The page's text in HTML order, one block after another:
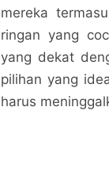
mereka
ringan yang
yang dekat
pilihan yang
harus